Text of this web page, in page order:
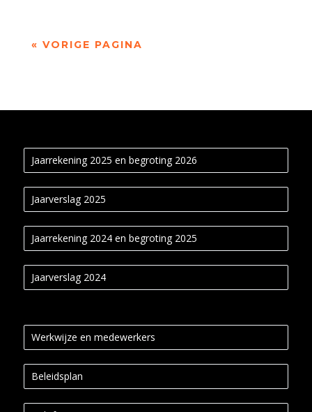
« VORIGE PAGINA
Jaarrekening 2025 en begroting 2026
Jaarverslag 2025
Jaarrekening 2024 en begroting 2025
Jaarverslag 2024
Werkwijze en medewerkers
Beleidsplan